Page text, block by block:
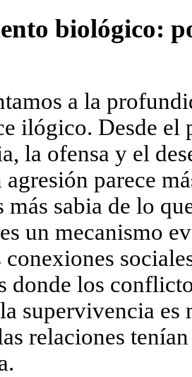
biológico:
a la
ilógico. Desde el
la ofensa y el
parece
más sabia de lo
un mecanismo
conexiones
donde los
supervivencia es
relaciones